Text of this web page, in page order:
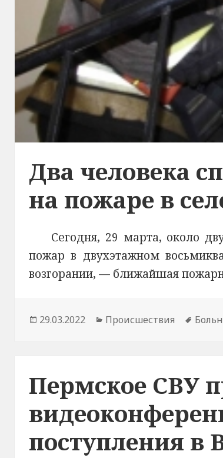
Два человека
на пожаре в
Сегодня, 29 марта, около
пожар в двухэтажном
возгорании, — ближайшая
Опубликовано
29.03.2022 Рубрики
Происшествия
Пермское СВУ
поступления